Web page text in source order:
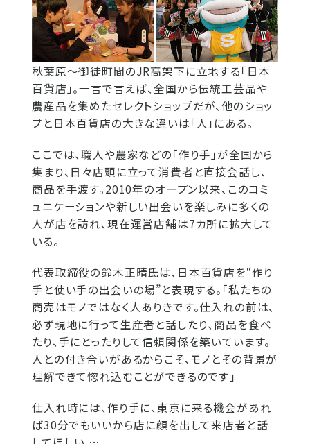
秋葉原～御徒町間のJR高架下に立地する「日本
百貨店」。一言で言えば、全国から伝統工芸品や
農産品を集めたセレクトショップだが、他のショッ
プと日本百貨店の大きな違いは「人」にある。
ここでは、職人や農家などの「作り手」が全国から
集まり、日々店頭に立って消費者と直接会話し、
商品を手渡す。2010年のオープン以来、このコミ
ュニケーションや新しい出会いを楽しみに多くの
人が店を訪れ、現在運営店舗は7カ所に拡大して
いる。
代表取締役の鈴木正晴氏は、日本百貨店を“作り
手と使い手の出会いの場”と表現する。「私たちの
商売はモノではなく人ありきです。仕入れの前は、
必ず現地に行って生産者と話したり、商品を食べ
たり、手にとったりして信頼関係を築いています。
人との付き合いがあるからこそ、モノとその背景が
理解できて惚れ込むことができるのです」
仕入れ時には、作り手に、東京に来る機会があれ
ば30分でもいいから店に顔を出して来店者と話